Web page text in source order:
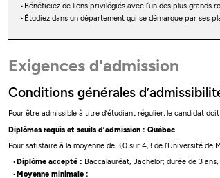
Bénéficiez de liens privilégiés avec l’un des plus grands
Étudiez dans un département qui se démarque par ses
Exigences d'admission
Conditions générales
Pour être admissible à titre d’étudiant régulier, le candidat
Diplômes requis et seuils d’admission : Québec
Pour satisfaire à la moyenne de 3,0 sur 4,3 de l’Université
Diplôme accepté : Baccalauréat, Bachelor; durée de 3
Moyenne minimale :